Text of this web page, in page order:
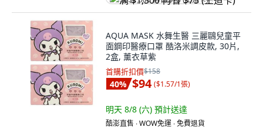
AQUA MASK 水舞生醫 三麗鷗兒童平
面鋼印醫療口罩 酷洛米調皮款, 30片,
2盒, 薰衣草紫
首購折扣價$158
40% $94 ($1.57/1張)
明天 8/8 (六) 預計送達
酷澎直售 ∙ WOW免運 ∙ 免費退貨